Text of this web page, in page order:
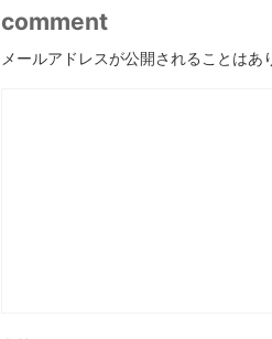
comment
メールアドレスが公開されることはあ